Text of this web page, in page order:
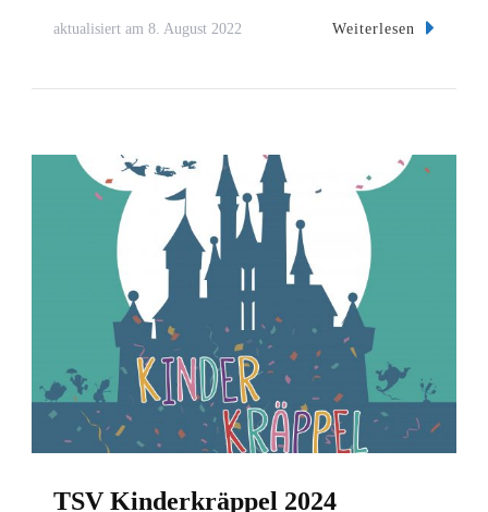
aktualisiert am 8. August 2022 Weiterlesen
TSV Kinderkräppel 2024